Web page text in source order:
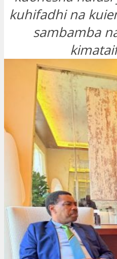
kuhifadhi na
sambamba